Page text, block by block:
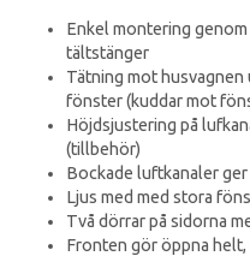
Enkel montering
tältstänger
Tätning mot
fönster (kuddar mot
Höjdsjustering på
(tillbehör)
Bockade luftkanaler
Ljus med med stora
Två dörrar på sidorna
Fronten gör öppna